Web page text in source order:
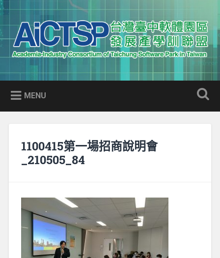
Skip
to
content
Search
AICTSP 台灣臺中軟體園區發展
產學訓聯盟
Academia-Industry Consortium of Taichung Software Park
in Taiwan
MENU
1100415第一場招商說明會
_210505_84